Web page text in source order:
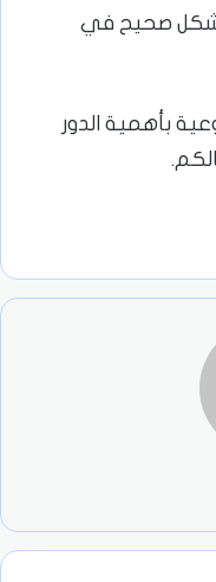
بشكل صحيح في
بأهمية الدور